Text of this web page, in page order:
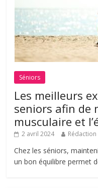
Séniors
Les meilleurs
seniors afin de
musculaire et
2 avril 2024 Rédaction
Chez les séniors,
un bon équilibre permet